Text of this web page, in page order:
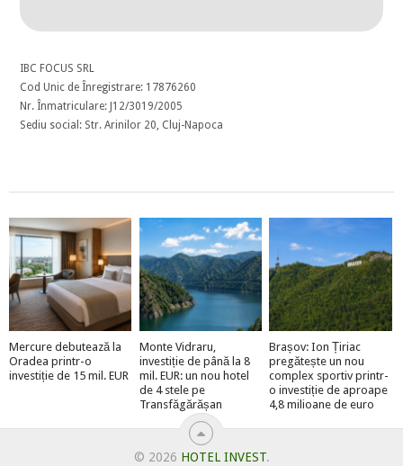
IBC FOCUS SRL
Cod Unic de Înregistrare: 17876260
Nr. Înmatriculare: J12/3019/2005
Sediu social: Str. Arinilor 20, Cluj-Napoca
Mercure debutează la
Oradea printr-o
investiție de 15 mil. EUR
Monte Vidraru,
investiție de până la 8
mil. EUR: un nou hotel
de 4 stele pe
Transfăgărășan
Brașov: Ion Țiriac
pregătește un nou
complex sportiv printr-
o investiție de aproape
4,8 milioane de euro
© 2026 HOTEL INVEST.